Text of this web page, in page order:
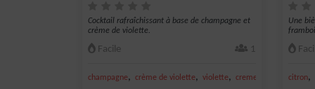
Cocktail rafraîchissant à base de champagne et
crème de violette.
Facile 1
champagne, crème de violette, violette, creme Long drink
Une
citron,